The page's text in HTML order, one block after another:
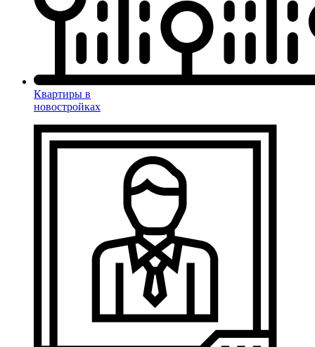
Квартиры в
новостройках